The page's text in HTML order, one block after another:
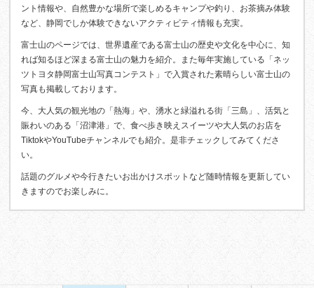
ント情報や、自然豊かな場所で楽しめるキャンプや釣り、お茶摘み体験
など、静岡でしか体験できないアクティビティ情報も充実。
富士山のページでは、世界遺産である富士山の歴史や文化を中心に、知
れば知るほど深まる富士山の魅力を紹介。また毎年実施している「ネッ
ツトヨタ静岡富士山写真コンテスト」で入賞された素晴らしい富士山の
写真も掲載しております。
今、大人気の観光地の「熱海」や、湧水と緑溢れる街「三島」、活気と
賑わいのある「沼津港」で、食べ歩き映えスイーツや大人気のお店を
TiktokやYouTubeチャンネルでも紹介。是非チェックしてみてくださ
い。
話題のグルメや今行きたいお出かけスポットなど随時情報を更新してい
きますのでお楽しみに。